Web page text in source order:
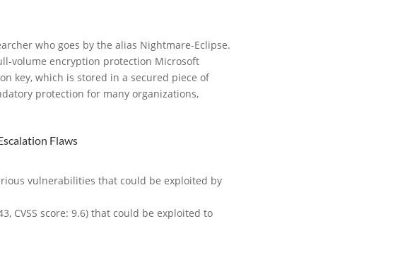
who goes by the alias Nightmare-Eclipse.
volume encryption protection Microsoft
key, which is stored in a secured piece of
protection for many organizations,
Flaws
vulnerabilities that could be exploited by
CVSS score: 9.6) that could be exploited to